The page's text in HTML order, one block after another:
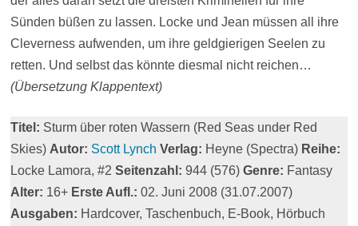
Sünden büßen zu lassen. Locke und Jean müssen all ihre
Cleverness aufwenden, um ihre geldgierigen Seelen zu
retten. Und selbst das könnte diesmal nicht reichen…
(Übersetzung Klappentext)
Titel: Sturm über roten Wassern (Red Seas under Red
Skies) Autor: Scott Lynch Verlag: Heyne (Spectra) Reihe:
Locke Lamora, #2 Seitenzahl: 944 (576) Genre: Fantasy
Alter: 16+ Erste Aufl.: 02. Juni 2008 (31.07.2007)
Ausgaben: Hardcover, Taschenbuch, E-Book, Hörbuch